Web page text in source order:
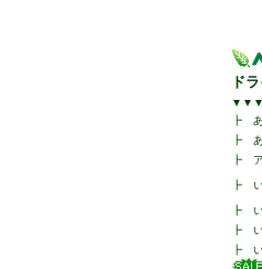
ド
▼▼▼
┣
┣
┣
┣
┣
┣
┣